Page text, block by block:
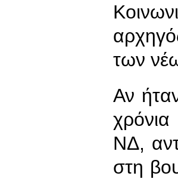
των
Αν
ΝΔ,
στη